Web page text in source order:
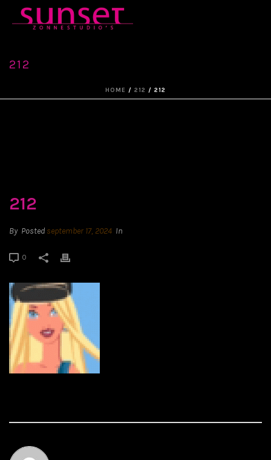
212
HOME / 212 / 212
212
By Posted september 17, 2024 In
0